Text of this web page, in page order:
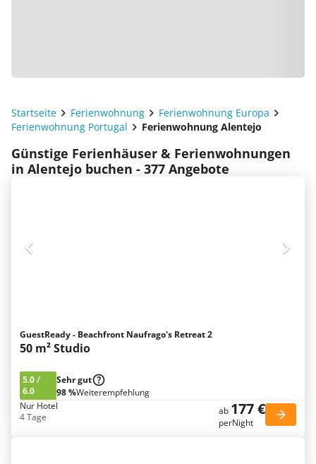
Startseite Ferienwohnung
Ferienwohnung Europa
Ferienwohnung Portugal
Ferienwohnung Alentejo
Günstige Ferienhäuser & Ferienwohnungen
in Alentejo buchen - 377 Angebote
GuestReady - Beachfront Naufrago's Retreat 2
50 m² Studio
5.0/
6.0
Sehr gut
98 %Weiterempfehlung
Nur Hotel
4 Tage
ab 177 €
perNight